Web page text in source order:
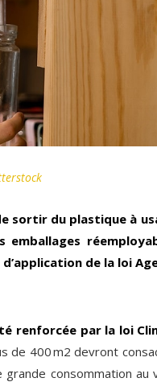
sortir du plastique à
de la loi
renforcée par la loi
de 400 m2 devront
consommation au